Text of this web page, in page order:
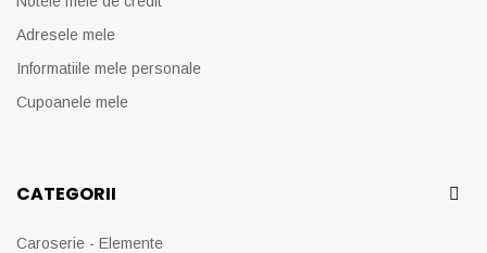
Adresele mele
Informatiile mele personale
Cupoanele mele
CATEGORII
Caroserie - Elemente